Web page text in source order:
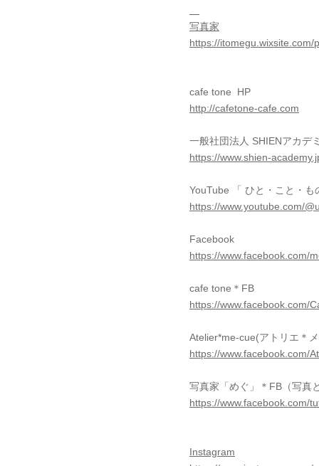
写真家
https://itomegu.wixsite.com/
cafe tone HP
http://cafetone-cafe.com
一般社団法人 SHIENアカデ
https://www.shien-
YouTube 「 ひと・こと・も
https://www.youtube.com/
Facebook
https://www.facebook.com/
cafe tone＊FB
https://www.facebook.com/
Atelier*me-cue(アトリエ＊
https://www.facebook.com/
写真家「めぐ」＊FB（写真
https://www.facebook.com/
​Instagram